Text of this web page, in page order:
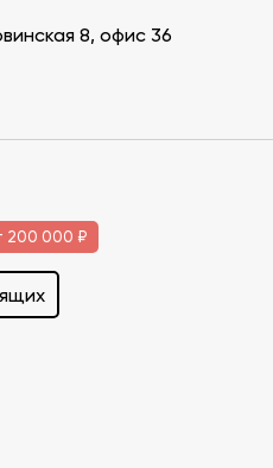
8, офис 36
200 000 ₽